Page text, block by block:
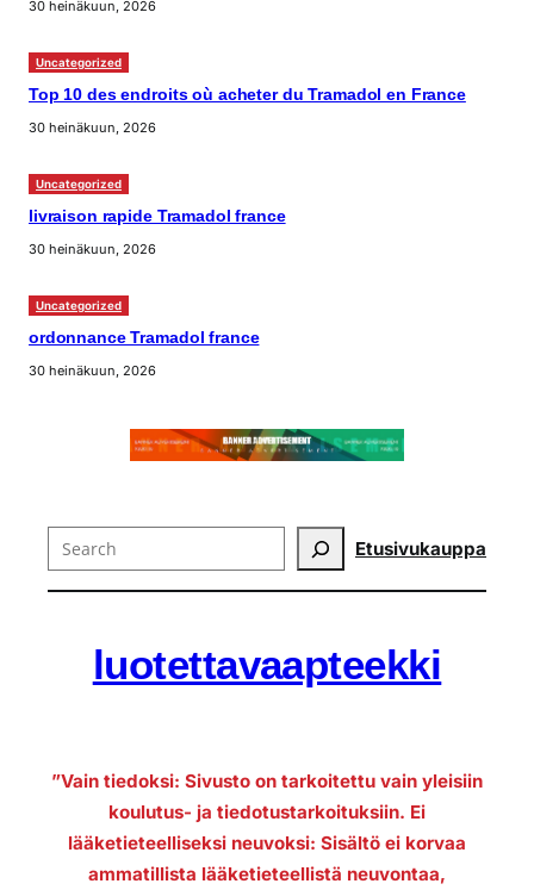
30 heinäkuun, 2026
Uncategorized
Top 10 des endroits où acheter du Tramadol en France
30 heinäkuun, 2026
Uncategorized
livraison rapide Tramadol france
30 heinäkuun, 2026
Uncategorized
ordonnance Tramadol france
30 heinäkuun, 2026
Search Etusivukauppa
luotettavaapteekki
”Vain tiedoksi: Sivusto on tarkoitettu vain yleisiin
koulutus- ja tiedotustarkoituksiin. Ei
lääketieteelliseksi neuvoksi: Sisältö ei korvaa
ammatillista lääketieteellistä neuvontaa,